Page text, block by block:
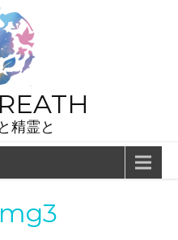
精霊と